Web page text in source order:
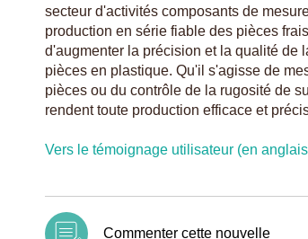
secteur d'activités composants de
production en série fiable des pièces
d'augmenter la précision et la qualité de
pièces en plastique. Qu'il s'agisse de
pièces ou du contrôle de la rugosité de
rendent toute production efficace et
Vers le témoignage utilisateur (en
Commenter cette nouvelle